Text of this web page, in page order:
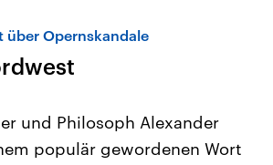
über Opernskandale
und Philosoph Alexander
populär gewordenen Wort